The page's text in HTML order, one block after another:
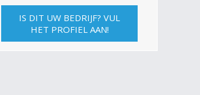
IS DIT UW BEDRIJF? VUL
HET PROFIEL AAN!